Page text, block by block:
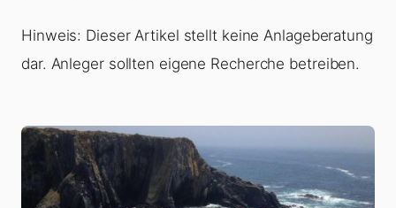
Hinweis: Dieser Artikel stellt keine Anlageberatung
dar. Anleger sollten eigene Recherche betreiben.